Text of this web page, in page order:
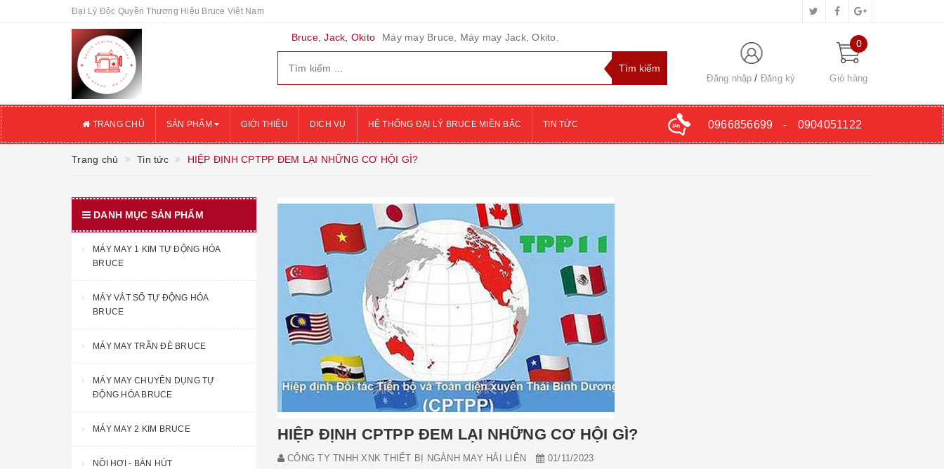
Đại Lý Độc Quyền Thương Hiệu Bruce Việt Nam
Bruce, Jack, Okito Máy may Bruce, Máy may Jack, Okito.
Đăng nhập Đăng ký
0
Giỏ hàng
TRANG CHỦ SẢN PHẨM GIỚI THIỆU DỊCH VỤ HỆ THỐNG ĐẠI LÝ BRUCE MIỀN BẮC TIN TỨC 0966856699 - 0904051122
Trang chủ Tin tức HIỆP ĐỊNH CPTPP ĐEM LẠI NHỮNG CƠ HỘI GÌ?
HIỆP ĐỊNH CPTPP ĐEM LẠI NHỮNG CƠ HỘI GÌ?
CÔNG TY TNHH XNK THIẾT BỊ NGÀNH MAY HẢI LIÊN 01/11/2023
DANH MỤC SẢN PHẨM
MÁY MAY 1 KIM TỰ ĐỘNG HÓA
BRUCE
MÁY VẮT SỔ TỰ ĐỘNG HÓA
BRUCE
MÁY MAY TRẦN ĐÈ BRUCE
MÁY MAY CHUYÊN DỤNG TỰ
ĐỘNG HÓA BRUCE
MÁY MAY 2 KIM BRUCE
NỒI HƠI - BÀN HÚT